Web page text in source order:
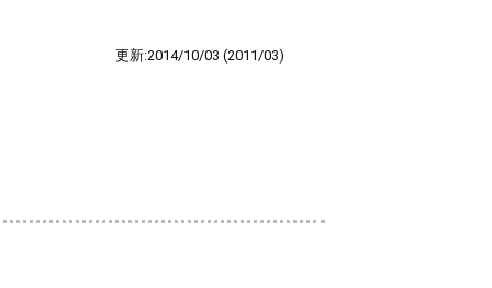
更新:2014/10/03 (2011/03)